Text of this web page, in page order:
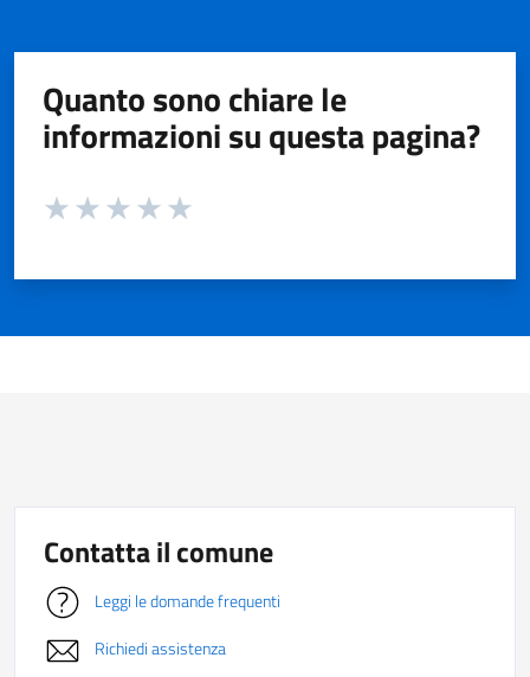
Quanto sono chiare le
informazioni su questa pagina?
Valuta da 1 a 5 stelle la pagina
Contatta il comune
Leggi le domande frequenti
Richiedi assistenza